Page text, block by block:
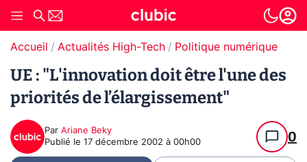
Accueil Actualités High-Tech Politique numérique
UE : "L'innovation doit être l'une des
priorités de l’élargissement"
Par Ariane Beky
Publié le 17 décembre 2002 à 00h00 0